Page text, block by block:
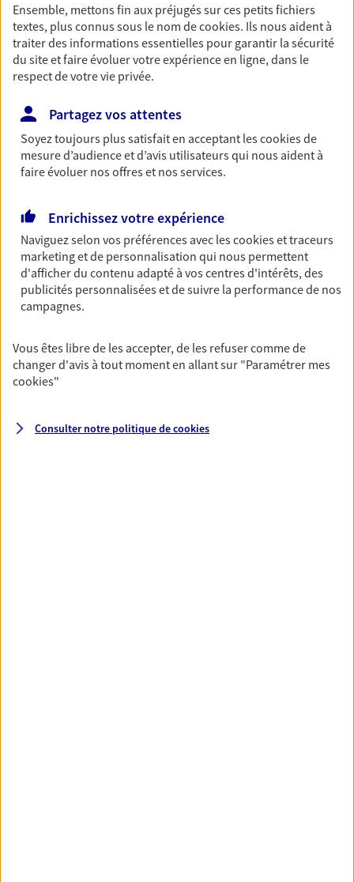
Nos offres phares
Réalisez vos projets grâce à votre épargne : achat
immobilier, études des enfants ou voyage autour
du monde… Épargnez à votre rythme et
simplement, selon votre profil.
Retraite
Préparez sereinement ce nouveau chapitre de
votre vie avec les conseils d'un expert. Découvrez
notre solution PER (Plan Epargne Retraite)
spécialement conçue pour la retraite.
Découvrir l'offre Retraite
Pour un avenir serein, assurez-vous avec notre
contrat prévoyance. Préservez vos proches en cas
Ensemble, mettons fin aux préjugés sur ces petits fichiers
textes, plus connus sous le nom decookies. Ils nous aident à
traiter des informations essentielles pour garantir la sécurité
du site et faire évoluer votre expérience en ligne, dans le
respect de votre vie privée.
Partagez vos attentes
Soyez toujours plus satisfait en acceptant lescookiesde
mesure d’audience et d’avis utilisateurs qui nous aident à
faire évoluer nos offres et nos services.
Enrichissez votre expérience
Naviguez selon vos préférences avec lescookies et traceurs
marketing et de personnalisation qui nous permettent
d'afficher du contenu adapté à vos centres d'intérêts, des
publicités personnalisées et de suivre la performance de nos
campagnes.
Vous êtes libre de les accepter, de les refuser comme de
changer d'avis à tout moment en allant sur "Paramétrer mes
cookies"
Consulter notre politique decookies